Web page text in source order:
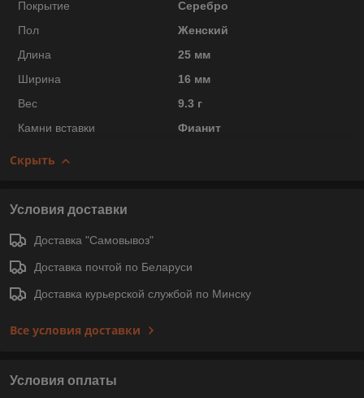
Покрытие
Серебро
Пол
Женский
Длина
25 мм
Ширина
16 мм
Вес
9.3 г
Камни вставки
Фианит
Скрыть
Условия доставки
Доставка "Самовывоз"
Доставка почтой по Беларуси
Доставка курьерской службой по Минску
Все условия доставки
Условия оплаты